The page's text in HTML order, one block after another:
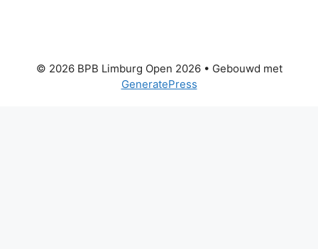
© 2026 BPB Limburg Open 2026• Gebouwd met
GeneratePress